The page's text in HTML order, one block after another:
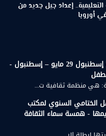
إعداد جيل جديد من
أوروبا
زيارة علمية إلى جامعة مرمرة وجامعة إسطنبول 29 مايو – إسطنبول -
هي منظمة ثقافية ت...
الختامي السنوي لمكتب
- همسة سماء الثقافة